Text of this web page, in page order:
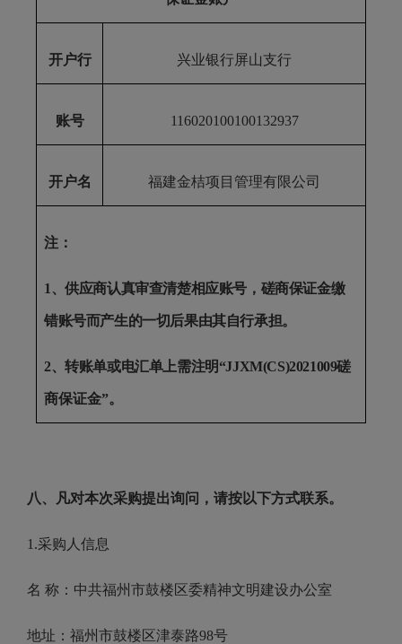
开户行 兴业银行屏山支行
账号 116020100100132937
开户名 福建金桔项目管理有限公司
注：
1、供应商认真审查清楚相应账号，磋商保证金缴
错账号而产生的一切后果由其自行承担。
2、转账单或电汇单上需注明“JJXM(CS)2021009磋
商保证金”。
八、凡对本次采购提出询问，请按以下方式联系。
1.采购人信息
名 称：中共福州市鼓楼区委精神文明建设办公室
地址：福州市鼓楼区津泰路98号